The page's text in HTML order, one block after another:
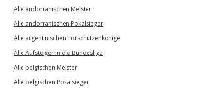
Alle andorranischen Meister
Alle andorranischen Pokalsieger
Alle argentinischen Torschützenkönige
Alle Aufsteiger in die Bundesliga
Alle belgischen Meister
Alle belgischen Pokalsieger